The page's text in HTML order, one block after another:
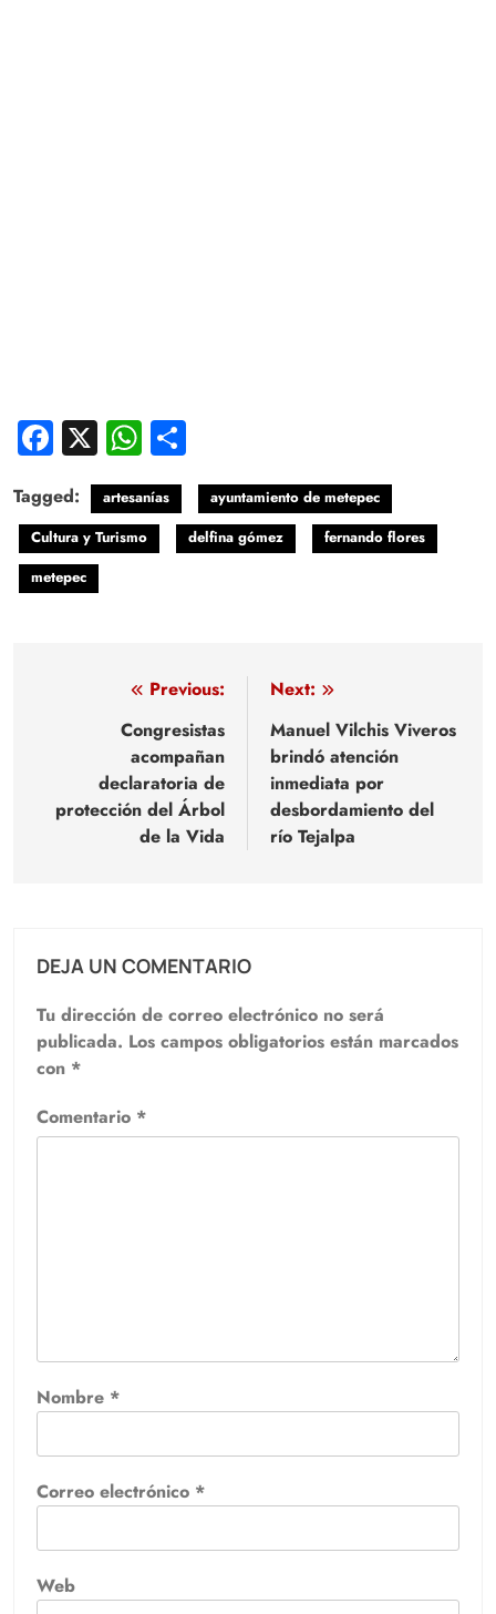
Facebook
X WhatsApp
Tagged: artesanías
ayuntamiento de metepec
Cultura y Turismo
delfina gómez
fernando flores
metepec
Navegación
entradas
Previous:
Congresistas
acompañan
declaratoria de
protección del Árbol
de la Vida
Next:
Manuel Vilchis Viveros
brindó atención
inmediata por
desbordamiento del
río Tejalpa
DEJA UN COMENTARIO
Tu dirección de correo electrónico no será
publicada. Los campos obligatorios están marcados
con *
Comentario *
Nombre *
Correo electrónico *
Web